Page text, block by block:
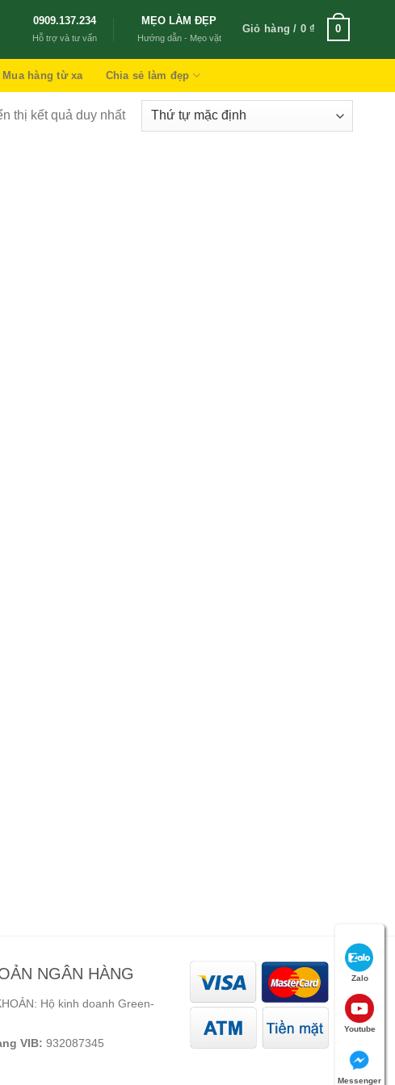
0909.137.234
Hỗ trợ và tư vấn
MẸO LÀM ĐẸP
Hướng dẫn - Mẹo vặt
Giỏ hàng / 0₫ 0
Mua hàng từ xa Chia sẻ làm đẹp
thị kết quả duy nhất
NGÂN HÀNG
Hộ kinh doanh Green-
VIB: 932087345
Zalo
Youtube
Messenger